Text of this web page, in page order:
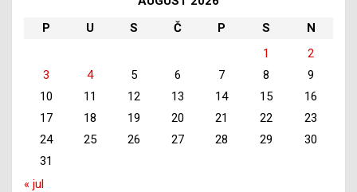
P
U S Č P S
N
1
2
3
4 5 6 7 8
9
10
11 12 13 14 15
16
17
18 19 20 21 22
23
24
25 26 27 28 29
30
31
« jul